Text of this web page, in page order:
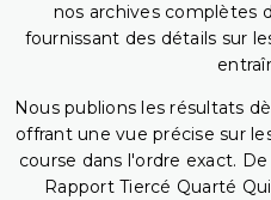
nos archives complètes
fournissant des détails sur
Nous publions les résultats
offrant une vue précise sur
course dans l'ordre exact.
Rapport Tiercé Quarté